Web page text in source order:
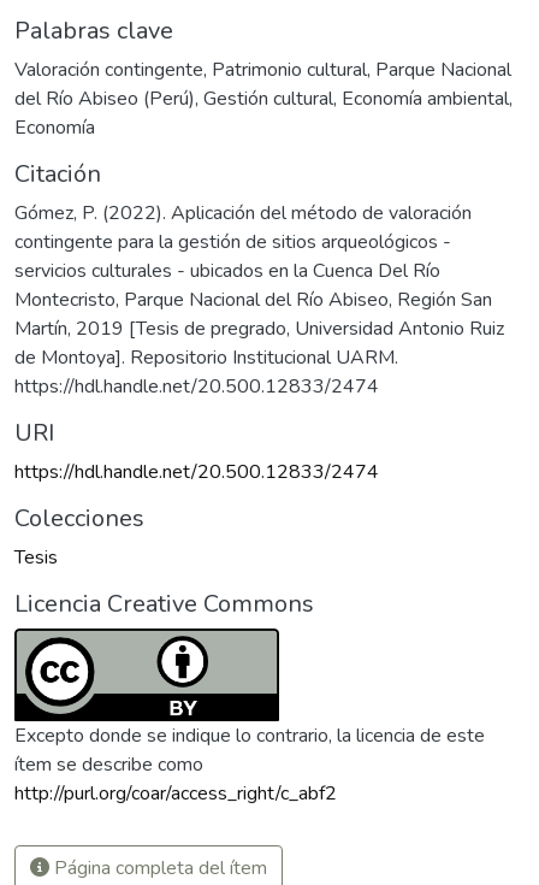
Palabras clave
Valoración contingente, Patrimonio cultural, Parque Nacional
del Río Abiseo (Perú), Gestión cultural, Economía ambiental,
Economía
Citación
Gómez, P. (2022). Aplicación del método de valoración
contingente para la gestión de sitios arqueológicos -
servicios culturales - ubicados en la Cuenca Del Río
Montecristo, Parque Nacional del Río Abiseo, Región San
Martín, 2019 [Tesis de pregrado, Universidad Antonio Ruiz
de Montoya]. Repositorio Institucional UARM.
https://hdl.handle.net/20.500.12833/2474
URI
https://hdl.handle.net/20.500.12833/2474
Colecciones
Tesis
Licencia Creative Commons
Excepto donde se indique lo contrario, la licencia de este
ítem se describe como
http://purl.org/coar/access_right/c_abf2
Página completa del ítem